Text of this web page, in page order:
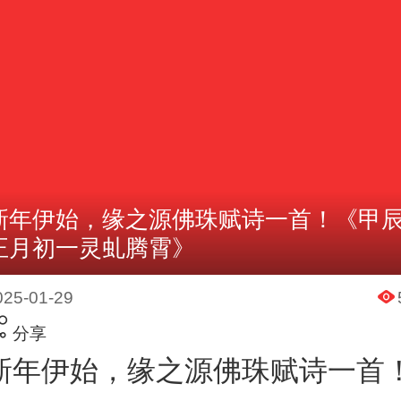
年伊始，缘之源佛珠赋诗一首！《甲
月初一灵虬腾霄》
01-29
分享
年伊始，缘之源佛珠赋诗一首！